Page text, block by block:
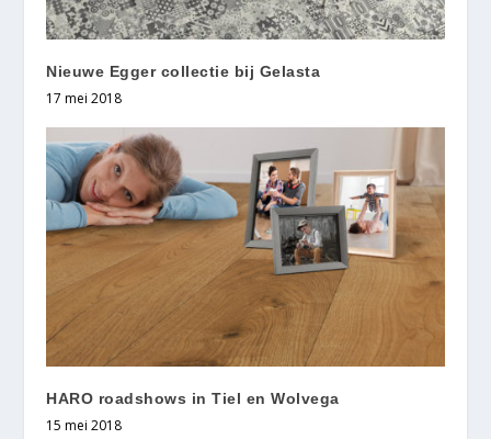
Nieuwe Egger collectie bij Gelasta
17 mei 2018
HARO roadshows in Tiel en Wolvega
15 mei 2018